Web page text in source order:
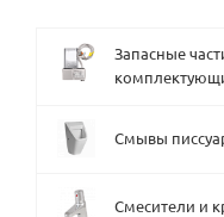
Запасные
Смывы
Смесители и